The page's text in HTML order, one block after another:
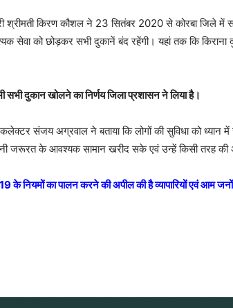
श्रीमती किरण कौशल ने 23 सितंबर 2020 से कोरबा जिले में
सेवा को छोड़कर सभी दुकानें बंद रहेंगी। यहां तक कि किराना
सभी दुकान खोलने का निर्णय जिला प्रशासन ने लिया है।
संजय अग्रवाल ने बताया कि लोगों की सुविधा को ध्यान में
जरूरत के आवश्यक सामान खरीद सके एवं उन्हें किसी तरह की
के नियमों का पालन करने की अपील की है व्यापारियों एवं आम